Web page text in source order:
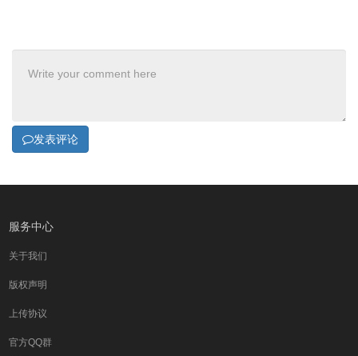
发表评论
服务中心
关于我们
版权声明
上传协议
官方QQ群